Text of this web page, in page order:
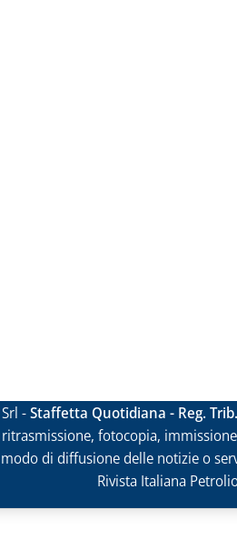
-Staffetta Quotidiana - Reg.
fotocopia,
di diffusione delle notizie o
Rivista Italiana